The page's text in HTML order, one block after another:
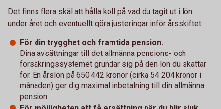
Det finns flera skäl att hålla koll på vad du tagit ut i lön
under året och eventuellt göra justeringar inför årsskiftet:
För din trygghet och framtida pension.
Dina avsättningar till det allmänna pensions- och
försäkringssystemet grundar sig på den lön du skattar
för. En årslön på 650 442 kronor (cirka 54 204 kronor i
månaden) ger dig maximal inbetalning till din allmänna
pension.